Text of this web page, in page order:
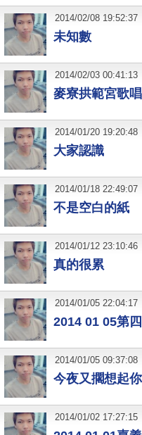
未知數
2014/02/08 19:52:37
麥寮拱範宮歌
2014/02/03 00:41:13
大家認識
2014/01/20 19:20:48
不是空白的紙
2014/01/18 22:49:07
真的很累
2014/01/12 23:10:46
2014 01 05第
2014/01/05 22:04:17
今夜又擱想起你
2014/01/05 09:37:08
2014/01/02 17:27:15